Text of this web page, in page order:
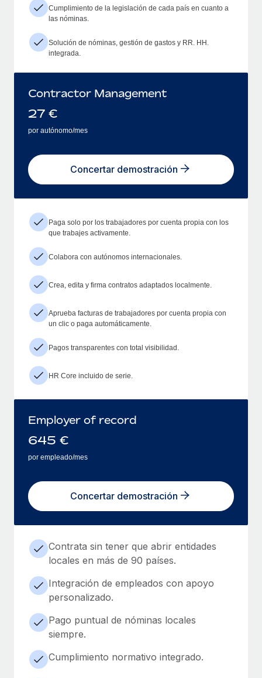
Cumplimiento de la legislación de cada país en cuanto a
las nóminas.
Solución de nóminas, gestión de gastos y RR. HH.
integrada.
Contractor Management
27 €
por autónomo/mes
Concertar demostración
Paga solo por los trabajadores por cuenta propia con los
que trabajes activamente.
Colabora con autónomos internacionales.
Crea, edita y firma contratos adaptados localmente.
Aprueba facturas de trabajadores por cuenta propia con
un clic o paga automáticamente.
Pagos transparentes con total visibilidad.
HR Core incluido de serie.
Employer of record
645 €
por empleado/mes
Concertar demostración
Contrata sin tener que abrir entidades
locales en más de 90 países.
Integración de empleados con apoyo
personalizado.
Pago puntual de nóminas locales
siempre.
Cumplimiento normativo integrado.